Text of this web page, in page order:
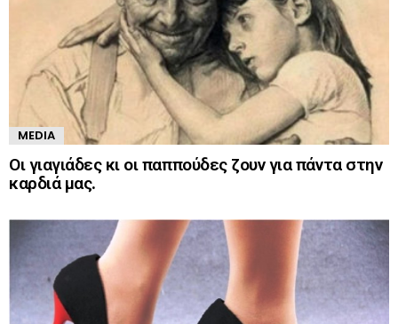
MEDIA
Οι γιαγιάδες κι οι παππούδες ζουν για πάντα στην
καρδιά μας.